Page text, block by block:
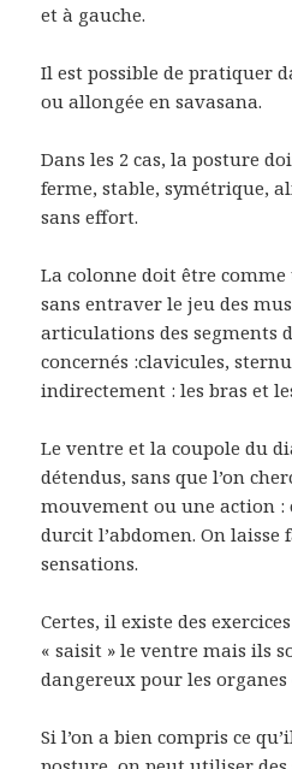
et à gauche.
Il est possible de pratiquer
ou allongée en savasana.
Dans les 2 cas, la posture
ferme, stable, symétrique,
sans effort.
La colonne doit être
sans entraver le jeu des
articulations des segments
concernés :clavicules,
indirectement : les bras et
Le ventre et la coupole du
détendus, sans que l’on
mouvement ou une action :
durcit l’abdomen. On laisse
sensations.
Certes, il existe des
« saisit » le ventre mais ils
dangereux pour les organes
Si l’on a bien compris ce